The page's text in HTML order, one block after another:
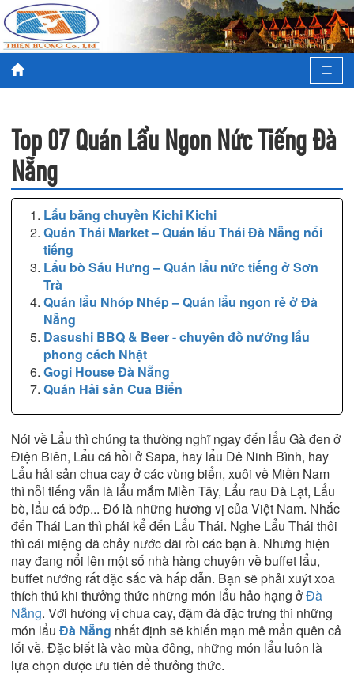
Top 07 Quán Lẩu Ngon Nức Tiếng Đà
Nẵng
Lẩu băng chuyền Kichi Kichi
Quán Thái Market – Quán lẩu Thái Đà Nẵng nổi
tiếng
Lẩu bò Sáu Hưng – Quán lẩu nức tiếng ở Sơn
Trà
Quán lẩu Nhóp Nhép – Quán lẩu ngon rẻ ở Đà
Nẵng
Dasushi BBQ & Beer - chuyên đồ nướng lẩu
phong cách Nhật
Gogi House Đà Nẵng
Quán Hải sản Cua Biển
Nói về Lẩu thì chúng ta thường nghĩ ngay đến lẩu Gà đen ở
Điện Biên, Lẩu cá hồi ở Sapa, hay lẩu Dê Ninh Bình, hay
Lẩu hải sản chua cay ở các vùng biển, xuôi về Miền Nam
thì nỗi tiếng vẫn là lẩu mắm Miền Tây, Lẩu rau Đà Lạt, Lẩu
bò, lẩu cá bớp... Đó là những hương vị của Việt Nam. Nhắc
đến Thái Lan thì phải kể đến Lẩu Thái. Nghe Lẩu Thái thôi
thì cái miệng đã chảy nước dãi rồi các bạn à. Nhưng hiện
nay đang nổi lên một số nhà hàng chuyên về buffet lẩu,
buffet nướng rất đặc sắc và hấp dẫn. Bạn sẽ phải xuýt xoa
thích thú khi thưởng thức những món lẩu hảo hạng ởĐà
Nẵng. Với hương vị chua cay, đậm đà đặc trưng thì những
món lẩu Đà Nẵng nhất định sẽ khiến mạn mê mẩn quên cả
lối về. Đặc biết là vào mùa đông, những món lẩu luôn là
lựa chọn được ưu tiên để thưởng thức.